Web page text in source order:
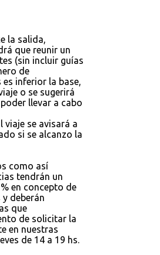
la salida,
que reunir un
(sin incluir guías
de
inferior la base,
o se sugerirá
llevar a cabo
viaje se avisará a
si se alcanzo la
como así
tendrán un
en concepto de
deberán
que
de solicitar la
en nuestras
de 14 a 19 hs.